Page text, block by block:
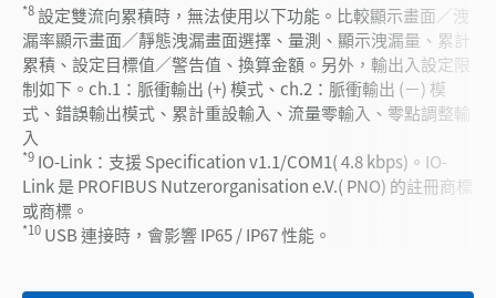
*8設定雙流向累積時，無法使用以下功能。比較顯示畫面／洩
漏率顯示畫面／靜態洩漏畫面選擇、量測、顯示洩漏量、累計
累積、設定目標值／警告值、換算金額。另外，輸出入設定限
制如下。ch.1：脈衝輸出 (+) 模式、ch.2：脈衝輸出 (－) 模
式、錯誤輸出模式、累計重設輸入、流量零輸入、零點調整輸
入
*9 IO-Link：支援 Specification v1.1/COM1( 4.8 kbps)。IO-
Link 是 PROFIBUS Nutzerorganisation e.V.( PNO) 的註冊商標
或商標。
*10 USB 連接時，會影響 IP65 / IP67 性能。